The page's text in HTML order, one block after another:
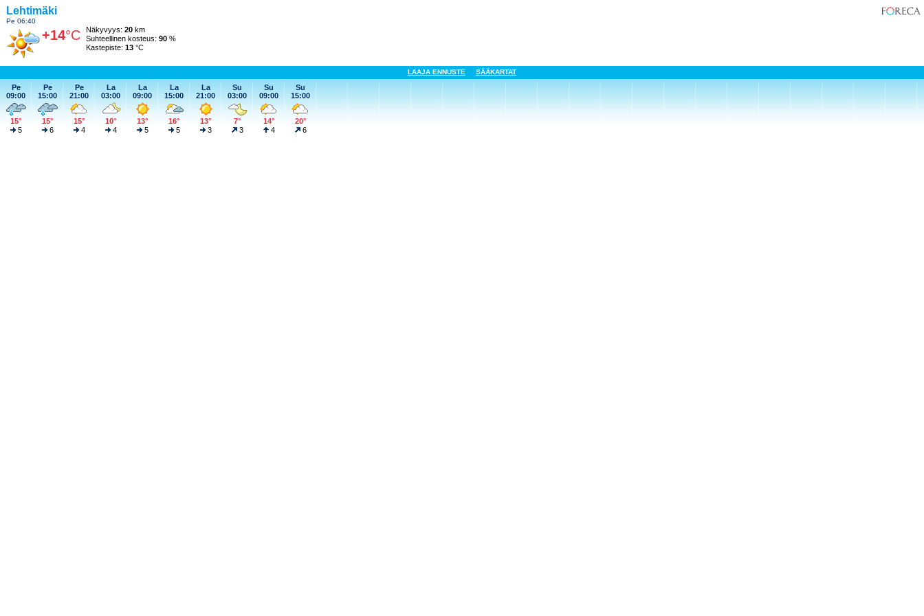
Lehtimäki
Pe 06:40
+14°C Näkyvyys: 20 km
Suhteellinen kosteus: 90 %
Kastepiste: 13 °C
LAAJA ENNUSTE SÄÄKARTAT
Pe
09:00
15°
5
Pe
15:00
15°
6
Pe
21:00
15°
4
La
03:00
10°
4
La
09:00
13°
5
La
15:00
16°
5
La
21:00
13°
3
Su
03:00
7°
3
Su
09:00
14°
4
Su
15:00
20°
6